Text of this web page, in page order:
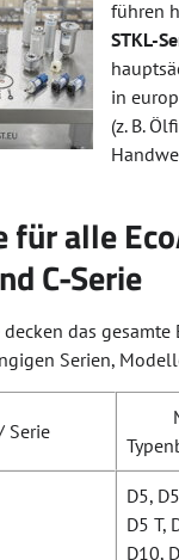
führen
STKL-
in
(z. B.
alle
C-Serie
decken das
Serien,
Serie
D5,
D5 T,
D10,